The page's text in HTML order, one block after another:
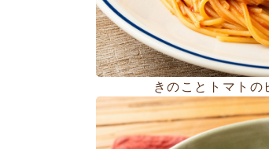
きのことトマトの